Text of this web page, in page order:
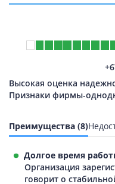
Высокая оценка
Признаки фирмы-
Преимущества (8)
Долгое время
Организация
говорит о